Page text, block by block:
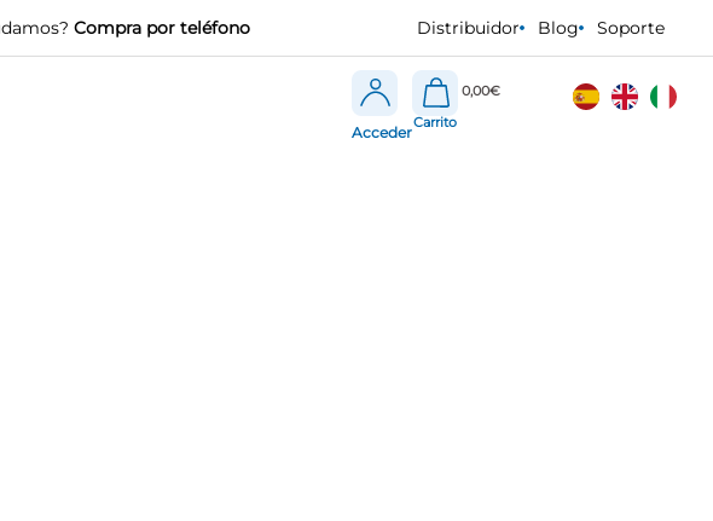
Compra por teléfono Distribuidor Blog Soporte
Acceder
€
0,00